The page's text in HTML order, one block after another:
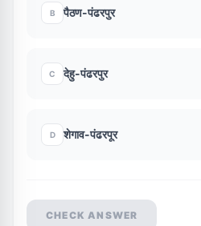
B पैठण-पंढरपुर
C देहु-पंढरपुर
D शेगाव-पंढरपूर
CHECK ANSWER